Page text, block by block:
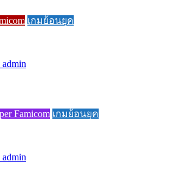
เกมย้อนยุค
admin
Famicom เกมย้อนยุค
admin